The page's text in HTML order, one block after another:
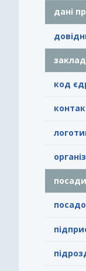
дані
заклад
код
посади